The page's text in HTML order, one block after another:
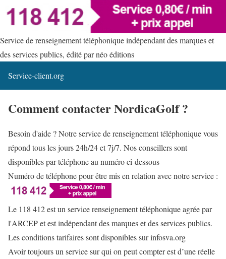
Service de renseignement téléphonique indépendant des marques et
des services publics, édité par néo éditions
Service-client.org
Comment contacter NordicaGolf ?
Besoin d'aide ? Notre service de renseignement téléphonique vous
répond tous les jours 24h/24 et 7j/7. Nos conseillers sont
disponibles par téléphone au numéro ci-dessous
Numéro de téléphone pour être mis en relation avec notre service :
Le 118 412 est un service renseignement téléphonique agrée par
l'ARCEP et est indépendant des marques et des services publics.
Les conditions tarifaires sont disponibles sur infosva.org
Avoir toujours un service sur qui on peut compter est d’une réelle